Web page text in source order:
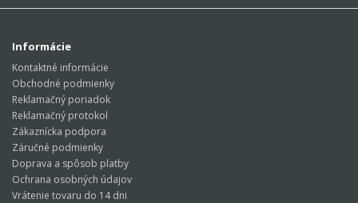
Informácie
Kontaktné informácie
Obchodné podmienky
Reklamačný poriadok
Reklamačný protokol
Zákaznícka podpora
Záručné podmienky
Doprava a spôsob platby
Ochrana osobných údajov
Vrátenie tovaru do 14 dni